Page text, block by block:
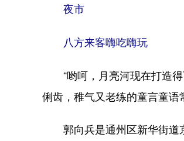
夜市
八方来客嗨吃嗨玩
“哟呵，月亮河现在打造得
俐齿，稚气又老练的童言童语
郭向兵是通州区新华街道